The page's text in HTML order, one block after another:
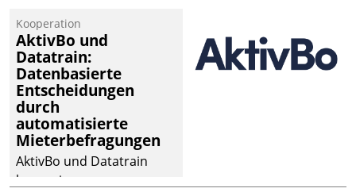
operativen
Instandhaltung in die
SAP-Systemlandschaft
deutscher
Wohnungsunternehmen
– und beschleunigt damit
den Weg vom
Mieteranliegen zum
Dienstleisterauftrag.
Kooperation
AktivBo und
Datatrain:
Datenbasierte
Entscheidungen
durch
automatisierte
Mieterbefragungen
AktivBo und Datatrain
kooperieren –